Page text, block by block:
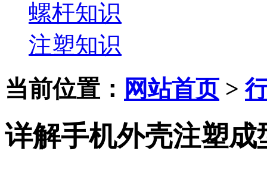
螺杆知识
注塑知识
当前位置： 网站首页>
详解手机外壳注塑